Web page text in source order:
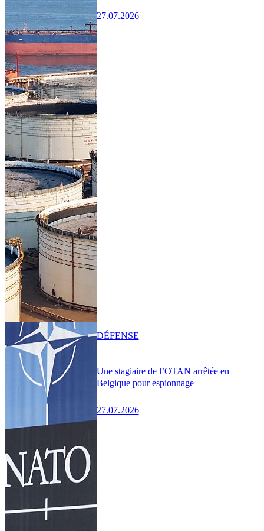
27.07.2026
Une stagiaire de l’OTAN arrêtée en
Belgique pour espionnage
27.07.2026
DÉFENSE